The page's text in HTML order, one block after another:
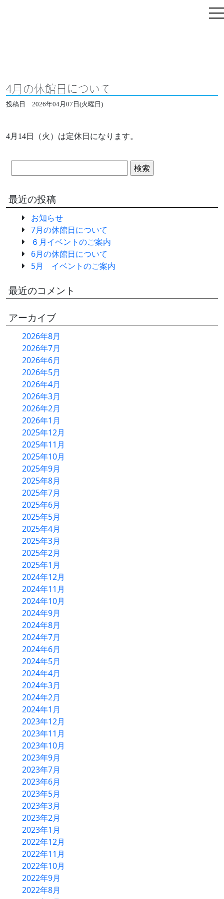
HOME
農産物直売所
バーベキュー
物産コーナー
軽食コーナー
別館ふるさとハウス
ベーカリー＆カフェ
ふるさと木の家
アクセス
4月の休館日について
投稿日 2026年04月07日(火曜日)
4月14日（火）は定休日になります。
最近の投稿
お知らせ
7月の休館日について
６月イベントのご案内
6月の休館日について
5月 イベントのご案内
最近のコメント
アーカイブ
2026年8月
2026年7月
2026年6月
2026年5月
2026年4月
2026年3月
2026年2月
2026年1月
2025年12月
2025年11月
2025年10月
2025年9月
2025年8月
2025年7月
2025年6月
2025年5月
2025年4月
2025年3月
2025年2月
2025年1月
2024年12月
2024年11月
2024年10月
2024年9月
2024年8月
2024年7月
2024年6月
2024年5月
2024年4月
2024年3月
2024年2月
2024年1月
2023年12月
2023年11月
2023年10月
2023年9月
2023年7月
2023年6月
2023年5月
2023年3月
2023年2月
2023年1月
2022年12月
2022年11月
2022年10月
2022年9月
2022年8月